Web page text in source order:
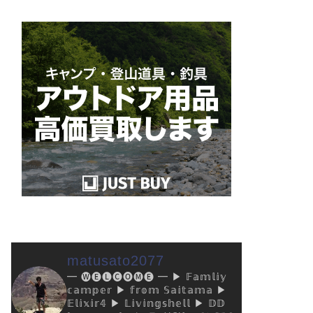
matusato2077
━ 🅦🅔🅛🅒🅞🅜🅔 ━ ▶︎ 𝔽𝕒𝕞𝕝𝕚𝕪
𝕔𝕒𝕞𝕡𝕖𝕣 ▶︎ 𝕗𝕣𝕠𝕞 𝕊𝕒𝕚𝕥𝕒𝕞𝕒 ▶︎
𝔼𝕝𝕚𝕩𝕚𝕣𝟜 ▶︎ 𝕃𝕚𝕧𝕚𝕟𝕘𝕤𝕙𝕖𝕝𝕝 ▶︎ 𝔻𝔻